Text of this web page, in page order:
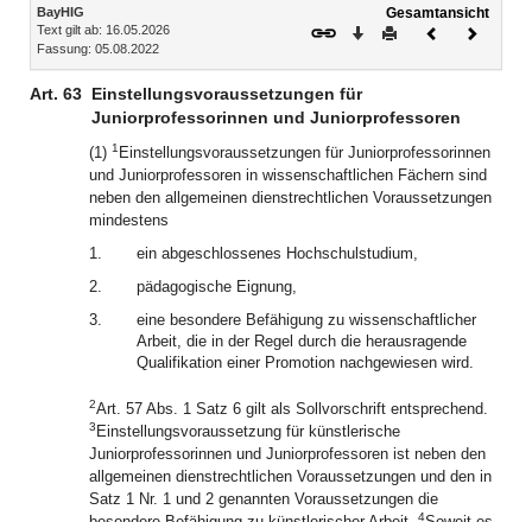
Inhalt
BayHIG
Text gilt ab: 16.05.2026
Fassung: 05.08.2022
Gesamtansicht
Download
DruckenVorheriges
Art. 63 Einstellungsvoraussetzungen für
Juniorprofessorinnen und Juniorprofessoren
(1) 1 Einstellungsvoraussetzungen für Juniorprofessorinnen
und Juniorprofessoren in wissenschaftlichen Fächern sind
neben den allgemeinen dienstrechtlichen Voraussetzungen
mindestens
1.
ein abgeschlossenes Hochschulstudium,
2.
pädagogische Eignung,
3.
eine besondere Befähigung zu wissenschaftlicher
Arbeit, die in der Regel durch die herausragende
Qualifikation einer Promotion nachgewiesen wird.
2Art. 57 Abs. 1 Satz 6 gilt als Sollvorschrift entsprechend.
3 Einstellungsvoraussetzung für künstlerische
Juniorprofessorinnen und Juniorprofessoren ist neben den
allgemeinen dienstrechtlichen Voraussetzungen und den in
Satz 1 Nr. 1 und 2 genannten Voraussetzungen die
4